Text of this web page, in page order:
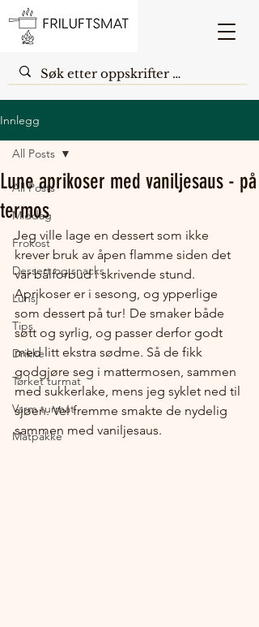
Innlegg
All Posts
Middag
Frokost
Dessert og snacks
Lunsj
Tips
Drikke
Tørket turmat
Varm turmat
Matpakke
All Posts
Lune aprikoser med vaniljesaus - på
termos
Jeg ville lage en dessert som ikke
krever bruk av åpen flamme siden det
var bålforbud i skrivende stund.
Aprikoser er i sesong, og ypperlige
som dessert på tur! De smaker både
søtt og syrlig, og passer derfor godt
med litt ekstra sødme. Så de fikk
godgjøre seg i mattermosen, sammen
med sukkerlake, mens jeg syklet ned til
sjøen. Vel fremme smakte de nydelig
sammen med vaniljesaus.